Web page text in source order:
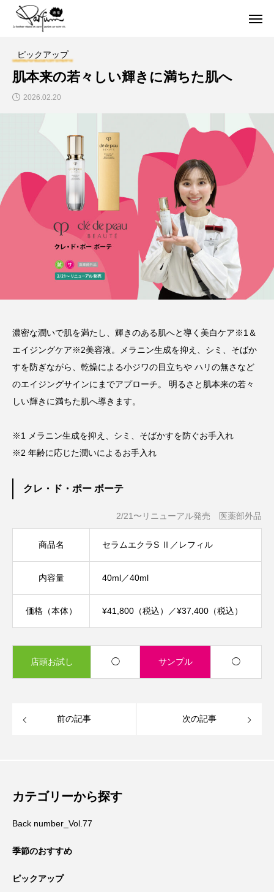
ピックアップ
肌本来の若々しい輝きに満ちた肌へ
2026.02.20
濃密な潤いで肌を満たし、輝きのある肌へと導く美白ケア※1＆
エイジングケア※2美容液。メラニン生成を抑え、シミ、そばか
すを防ぎながら、乾燥による小ジワの目立ちや ハリの無さなど
のエイジングサインにまでアプローチ。 明るさと肌本来の若々
しい輝きに満ちた肌へ導きます。
※1 メラニン生成を抑え、シミ、そばかすを防ぐお手入れ
※2 年齢に応じた潤いによるお手入れ
クレ・ド・ポー ボーテ
2/21〜リニューアル発売 医薬部外品
商品名 セラムエクラS Ⅱ／レフィル
内容量 40ml／40ml
価格（本体） ¥41,800（税込）／¥37,400（税込）
店頭お試し ◯ サンプル ◯
前の記事 次の記事
カテゴリーから探す
Back number_Vol.77
季節のおすすめ
ピックアップ